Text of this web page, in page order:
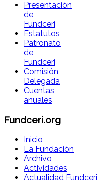
Presentación
de
Fundceri
Estatutos
Patronato
de
Fundceri
Comisión
Delegada
Cuentas
anuales
Fundceri.org
Inicio
La Fundación
Archivo
Actividades
Actualidad Fundceri